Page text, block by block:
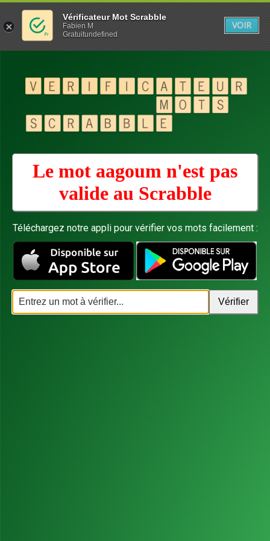
Le mot aagoum n'est pas
valide au Scrabble
Téléchargez notre appli pour vérifier vos mots facilement :
Vérificateur Mot Scrabble
Fabien M
Gratuitundefined
VOIR